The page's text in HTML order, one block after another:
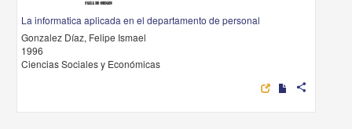
La informatica aplicada en el departamento de personal
Gonzalez Díaz, Felipe Ismael
1996
Ciencias Sociales y Económicas
share